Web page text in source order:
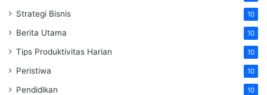
Strategi Bisnis 10
Berita Utama 10
Tips Produktivitas Harian 10
Peristiwa 10
Pendidikan 10